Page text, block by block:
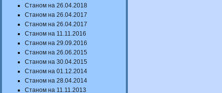
Станом на 26.04.2018
Станом на 26.04.2017
Станом на 26.04.2017
Станом на 11.11.2016
Станом на 29.09.2016
Станом на 26.06.2015
Станом на 30.04.2015
Станом на 01.12.2014
Станом на 28.04.2014
Станом на 11.11.2013